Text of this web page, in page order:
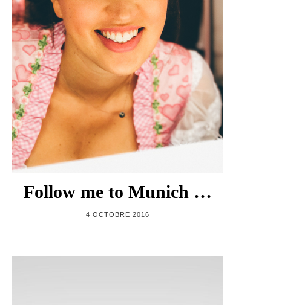
Follow me to Munich …
4 OCTOBRE 2016